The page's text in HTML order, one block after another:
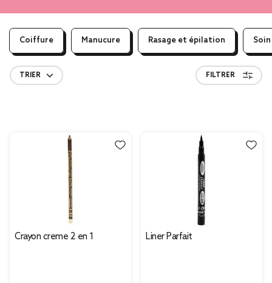
Coiffure Manucure Rasage et épilation
TRIER FILTRER
Crayon creme 2 en 1 Liner Parfait